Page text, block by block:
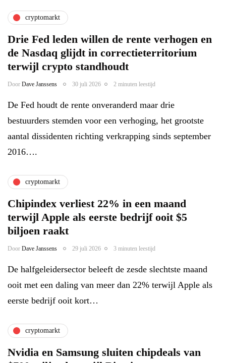
cryptomarkt
Drie Fed leden willen de rente verhogen en
de Nasdaq glijdt in correctieterritorium
terwijl crypto standhoudt
Door Dave Janssens 30 juli 2026 2 minuten leestijd
De Fed houdt de rente onveranderd maar drie
bestuurders stemden voor een verhoging, het grootste
aantal dissidenten richting verkrapping sinds september
2016….
cryptomarkt
Chipindex verliest 22% in een maand
terwijl Apple als eerste bedrijf ooit $5
biljoen raakt
Door Dave Janssens 29 juli 2026 3 minuten leestijd
De halfgeleidersector beleeft de zesde slechtste maand
ooit met een daling van meer dan 22% terwijl Apple als
eerste bedrijf ooit kort…
cryptomarkt
Nvidia en Samsung sluiten chipdeals van